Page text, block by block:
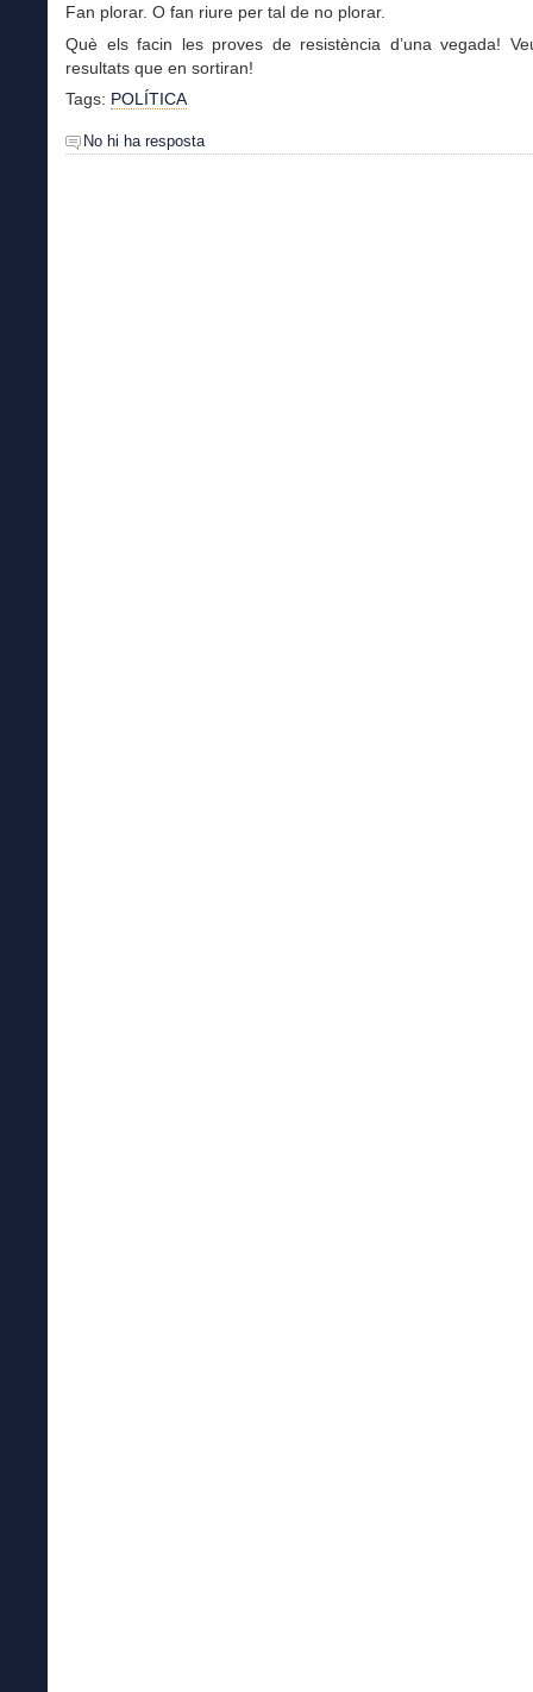
Fan plorar. O fan riure per tal de no plorar.
Què els facin les proves de resistència d’una vegada!
resultats que en sortiran!
Tags: POLÍTICA
No hi ha resposta